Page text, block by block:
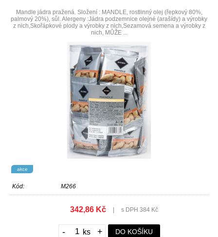
Mandle jádra pražená. Složení : MANDLE, rostlinný olej (řepkový 80%,
palmový 20%), sůl. Alergeny :Jádra podzemnice olejné (arašídy) a výrobky
z nich,Skořápkové plody a výrobky z nich,Sezamová semena a výrobky z
nich, MŮŽE ...
akce
Kód: M266
342,86 Kč | s DPH 384 Kč
- + DO KOŠÍKU